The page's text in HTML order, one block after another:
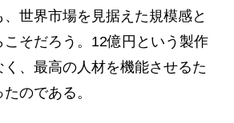
世界市場を見据えた規模感と
そだろう。12億円という製作
、最高の人材を機能させるた
のである。